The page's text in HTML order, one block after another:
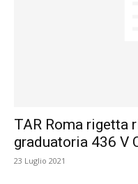
TAR Roma rigetta
graduatoria 436 V
23 Luglio 2021